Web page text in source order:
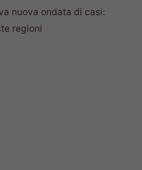
nuova ondata di casi:
regioni